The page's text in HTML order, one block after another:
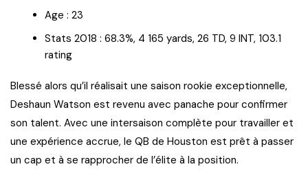
Age : 23
Stats 2018 : 68.3%, 4 165 yards, 26 TD, 9 INT, 103.1
rating
Blessé alors qu’il réalisait une saison rookie exceptionnelle,
Deshaun Watson est revenu avec panache pour confirmer
son talent. Avec une intersaison complète pour travailler et
une expérience accrue, le QB de Houston est prêt à passer
un cap et à se rapprocher de l’élite à la position.